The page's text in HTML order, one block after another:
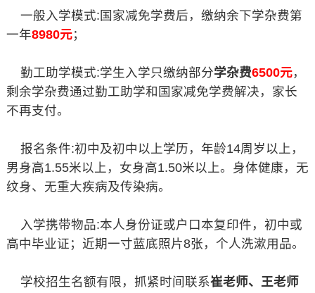
一般入学模式:国家减免学费后，缴纳余下学杂费第
一年8980元；
勤工助学模式:学生入学只缴纳部分学杂费6500元，
剩余学杂费通过勤工助学和国家减免学费解决，家长
不再支付。
报名条件:初中及初中以上学历，年龄14周岁以上，
男身高1.55米以上，女身高1.50米以上。身体健康，无
纹身、无重大疾病及传染病。
入学携带物品:本人身份证或户口本复印件，初中或
高中毕业证；近期一寸蓝底照片8张，个人洗漱用品。
学校招生名额有限，抓紧时间联系崔老师、王老师